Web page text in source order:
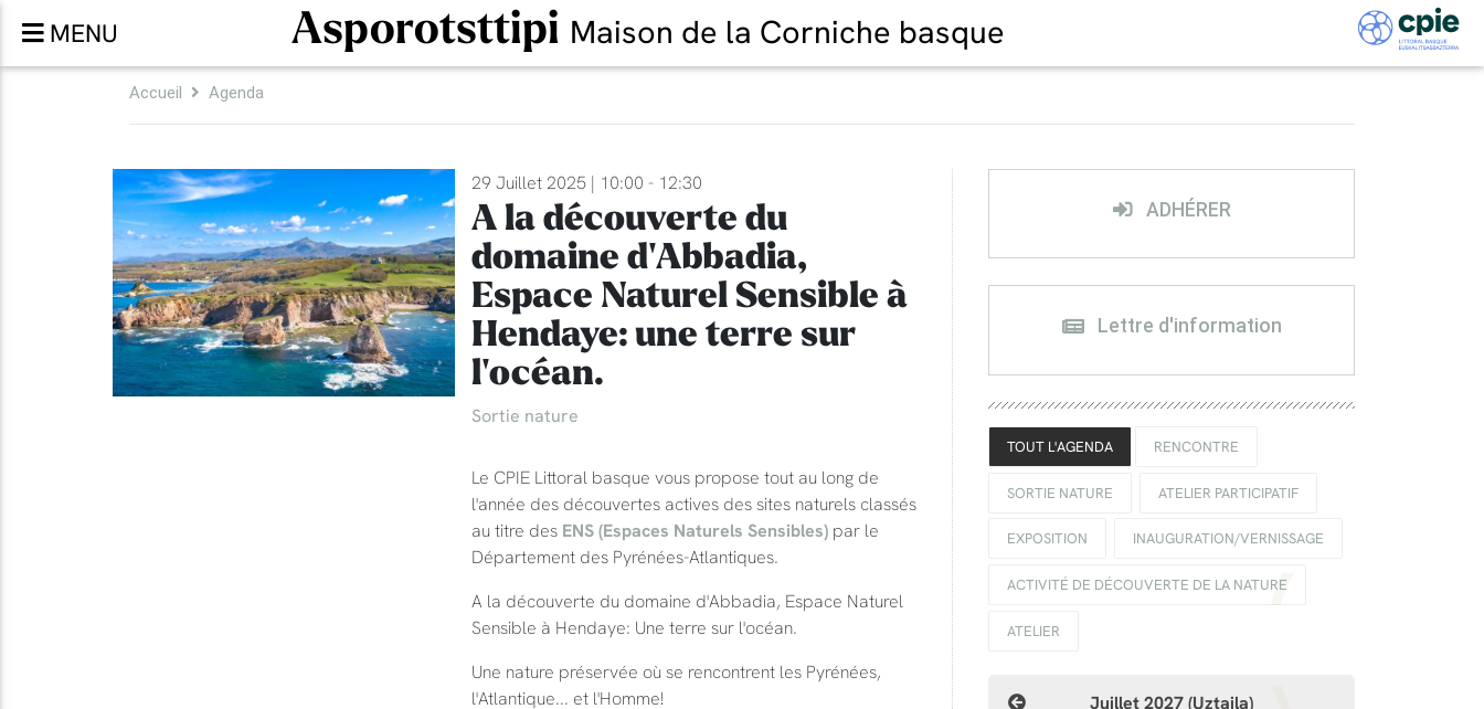
MENU Asporotsttipi Maison de la Corniche basque
Accueil Agenda
29 Juillet 2025 | 10:00 - 12:30
A la découverte du
domaine d'Abbadia,
Espace Naturel Sensible à
Hendaye: une terre sur
l'océan.
Sortie nature
Le CPIE Littoral basque vous propose tout au long de
l'année des découvertes actives des sites naturels classés
au titre des ENS (Espaces Naturels Sensibles)par le
Département des Pyrénées-Atlantiques.
A la découverte du domaine d'Abbadia, Espace Naturel
Sensible à Hendaye: Une terre sur l'océan.
Une nature préservée où se rencontrent les Pyrénées,
l'Atlantique... et l'Homme!
ADHÉRER
Lettre d'information
TOUT L'AGENDA RENCONTRE
SORTIE NATURE ATELIER PARTICIPATIF
EXPOSITION INAUGURATION/VERNISSAGE
ACTIVITÉ DE DÉCOUVERTE DE LA NATURE
ATELIER
Juillet 2027 (Uztaila)